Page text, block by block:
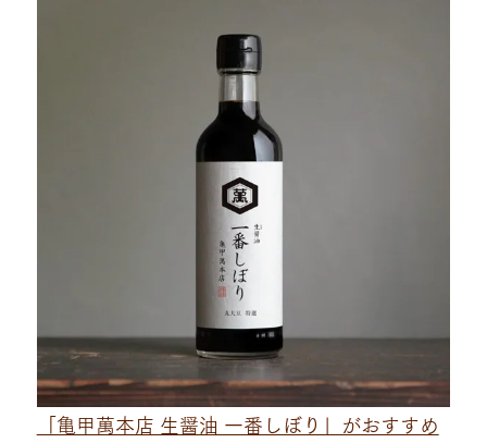
「亀甲萬本店 生醤油 一番しぼり」がおすすめ